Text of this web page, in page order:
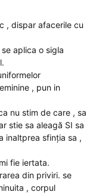
, dispar afacerile cu
aplica o sigla
, pun in
nu stim de care , sa
stie sa aleagă SI sa
inaltprea sfinția sa ,
fie iertata.
din priviri. se
, corpul